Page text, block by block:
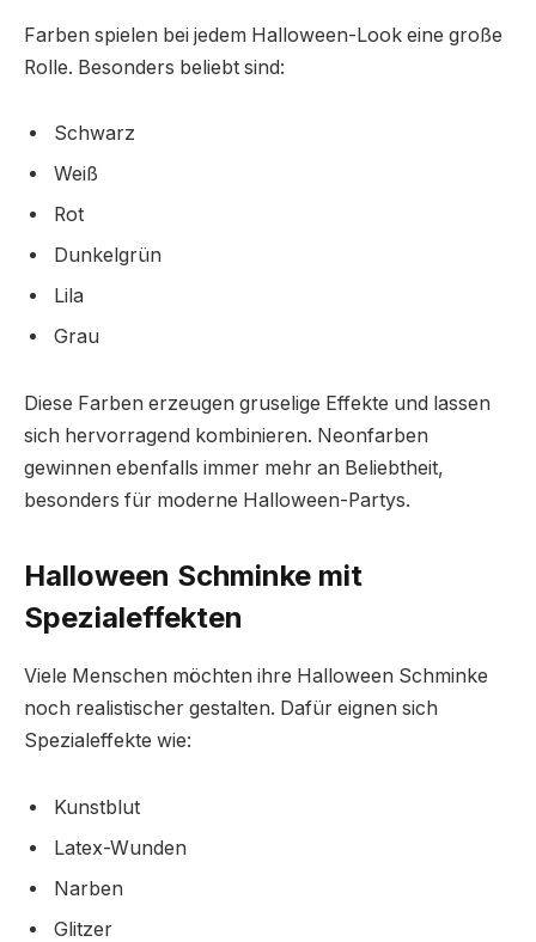
Farben spielen bei jedem Halloween-Look eine große
Rolle. Besonders beliebt sind:
Schwarz
Weiß
Rot
Dunkelgrün
Lila
Grau
Diese Farben erzeugen gruselige Effekte und lassen
sich hervorragend kombinieren. Neonfarben
gewinnen ebenfalls immer mehr an Beliebtheit,
besonders für moderne Halloween-Partys.
Halloween Schminke mit
Spezialeffekten
Viele Menschen möchten ihre Halloween Schminke
noch realistischer gestalten. Dafür eignen sich
Spezialeffekte wie:
Kunstblut
Latex-Wunden
Narben
Glitzer